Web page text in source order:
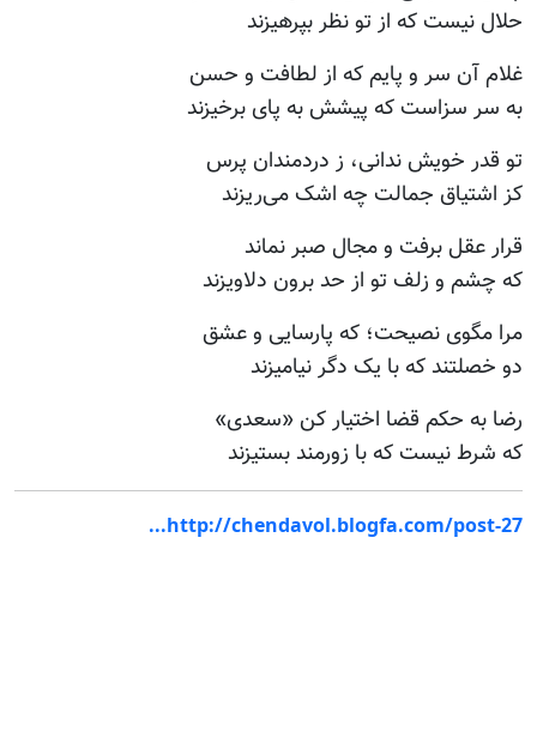
حلال نیست که از تو نظر بپرهیزند
غلام آن سر و پایم که از لطافت و حسن
به سر سزاست که پیشش به پای برخیزند
تو قدر خویش ندانی، ز دردمندان پرس
کز اشتیاق جمالت چه اشک می‌ریزند
قرار عقل برفت و مجال صبر نماند
که چشم و زلف تو از حد برون دلاویزند
مرا مگوی نصیحت؛ که پارسایی و عشق
دو خصلتند که با یک دگر نیامیزند
رضا به حکم قضا اختیار کن «سعدی»
که شرط نیست که با زورمند بستیزند
http://chendavol.blogfa.com/post-27...